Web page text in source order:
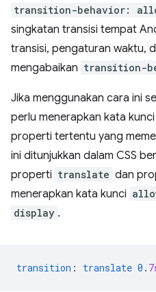
transition-behavior:
singkatan transisi tempat
transisi, pengaturan waktu,
mengabaikan transition-
Jika menggunakan cara ini
perlu menerapkan kata kunci
properti tertentu yang
ini ditunjukkan dalam CSS
properti translate dan
menerapkan kata kunci
display .
transition : translate 0 .